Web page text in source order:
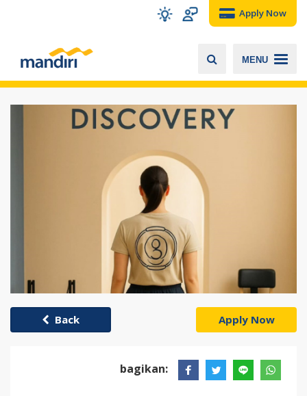
Apply Now
MENU
Back Apply Now
bagikan: